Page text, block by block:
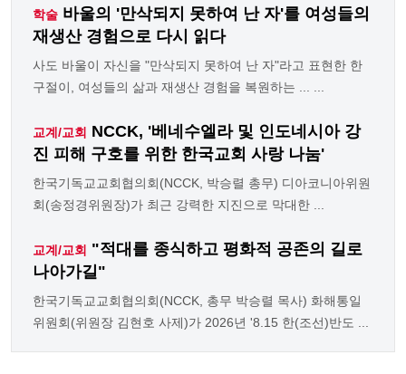
학술 바울의 '만삭되지 못하여 난 자'를 여성들의
재생산 경험으로 다시 읽다
사도 바울이 자신을 "만삭되지 못하여 난 자"라고 표현한 한
구절이, 여성들의 삶과 재생산 경험을 복원하는 ... ...
교계/교회 NCCK, '베네수엘라 및 인도네시아 강
진 피해 구호를 위한 한국교회 사랑 나눔'
한국기독교교회협의회(NCCK, 박승렬 총무) 디아코니아위원
회(송정경위원장)가 최근 강력한 지진으로 막대한 ...
교계/교회 "적대를 종식하고 평화적 공존의 길로
나아가길"
한국기독교교회협의회(NCCK, 총무 박승렬 목사) 화해통일
위원회(위원장 김현호 사제)가 2026년 '8.15 한(조선)반도 ...